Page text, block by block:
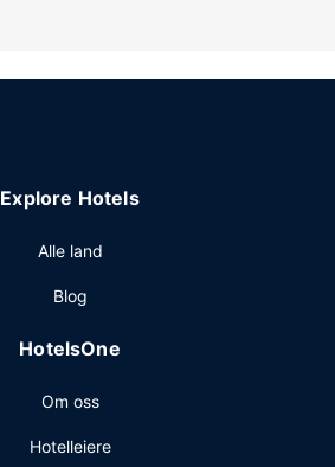
Explore Hotels
Alle land
Blog
HotelsOne
Om oss
Hotelleiere